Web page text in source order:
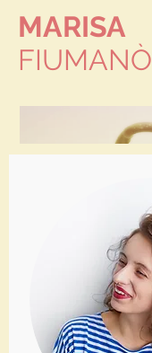
MARISA
FIUMANÒ